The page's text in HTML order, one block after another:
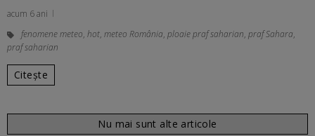
acum 6 ani
fenomene meteo, hot, meteo România, ploaie praf saharian, praf Sahara,
praf saharian
Citește
Nu mai sunt alte articole